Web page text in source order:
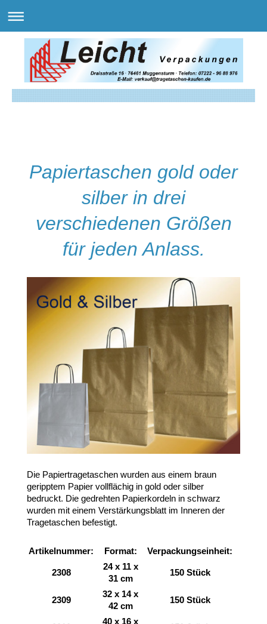
Papiertaschen gold oder
silber in drei
verschiedenen Größen
für jeden Anlass.
Die Papiertragetaschen wurden aus einem braun
geripptem Papier vollflächig in gold oder silber
bedruckt. Die gedrehten Papierkordeln in schwarz
wurden mit einem Verstärkungsblatt im Inneren der
Tragetaschen befestigt.
Artikelnummer: Format: Verpackungseinheit:
2308
24 x 11 x
31 cm
150 Stück
2309
32 x 14 x
42 cm
150 Stück
40 x 16 x